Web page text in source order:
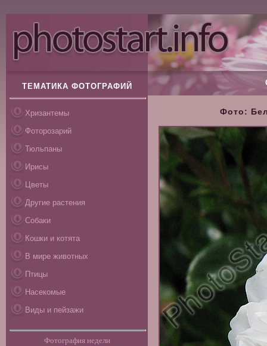
ТЕМАТИКА ФОТОГРАФИЙ
Хризантемы
Фоторозарий
Тюльпаны
Ирисы
Цветы
Другие растения
Собаки
Кошки и котята
В мире животных
Птицы
Насекомые
Виды и пейзажи
Фотография недели
Фото: